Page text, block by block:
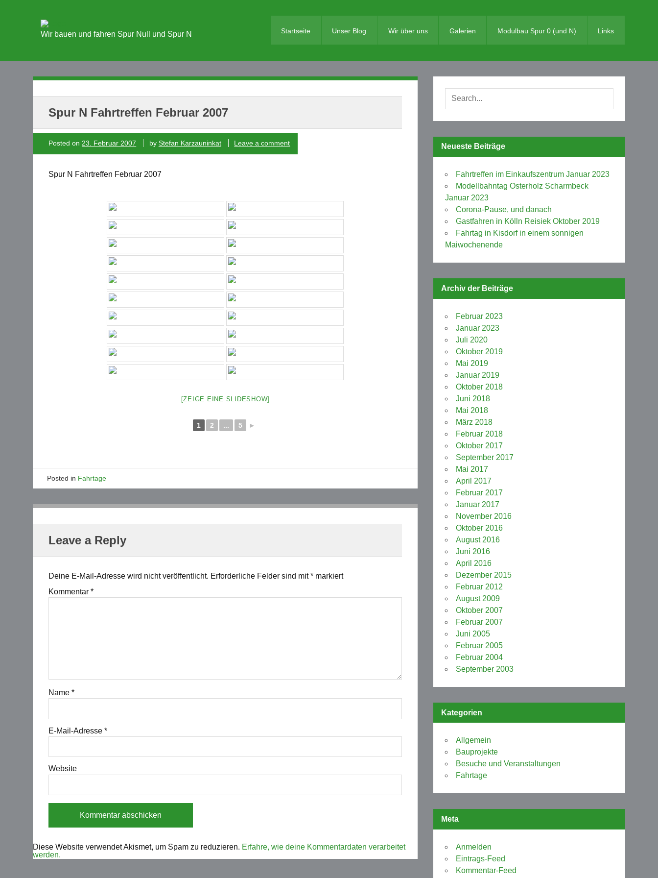
Wir bauen und fahren Spur Null und Spur N Startseite Unser Blog Wir über uns Galerien Modulbau Spur 0 (und N) Links
Spur N Fahrtreffen Februar 2007
Posted on23. Februar 2007 by Stefan Karzauninkat Leave a comment
Spur N Fahrtreffen Februar 2007
[ZEIGE EINE SLIDESHOW]
1 2 ... 5 ►
Posted in Fahrtage
Leave a Reply
Deine E-Mail-Adresse wird nicht veröffentlicht. Erforderliche Felder sind mit* markiert
Kommentar*
Name*
E-Mail-Adresse*
Website
Diese Website verwendet Akismet, um Spam zu reduzieren. Erfahre, wie deine Kommentardaten verarbeitet
werden.
Neueste Beiträge
Fahrtreffen im Einkaufszentrum Januar 2023
Modellbahntag Osterholz Scharmbeck
Januar 2023
Corona-Pause, und danach
Gastfahren in Kölln Reisiek Oktober 2019
Fahrtag in Kisdorf in einem sonnigen
Maiwochenende
Archiv der Beiträge
Februar 2023
Januar 2023
Juli 2020
Oktober 2019
Mai 2019
Januar 2019
Oktober 2018
Juni 2018
Mai 2018
März 2018
Februar 2018
Oktober 2017
September 2017
Mai 2017
April 2017
Februar 2017
Januar 2017
November 2016
Oktober 2016
August 2016
Juni 2016
April 2016
Dezember 2015
Februar 2012
August 2009
Oktober 2007
Februar 2007
Juni 2005
Februar 2005
Februar 2004
September 2003
Kategorien
Allgemein
Bauprojekte
Besuche und Veranstaltungen
Fahrtage
Meta
Anmelden
Eintrags-Feed
Kommentar-Feed